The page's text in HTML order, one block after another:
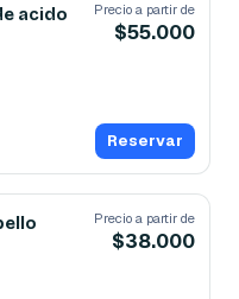
acido
Precio a partir de
$55.000
Reservar
Precio a partir de
$38.000